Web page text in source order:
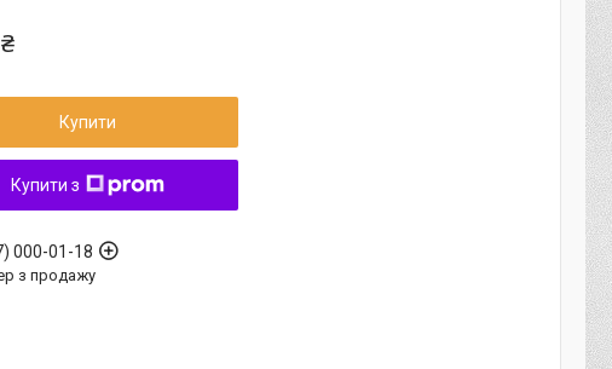
Купити
Купити з
000-01-18
з продажу